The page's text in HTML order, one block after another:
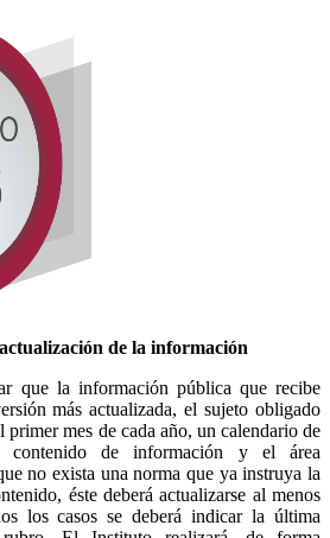
de la información
que la información pública que recibe
más actualizada, el sujeto obligado
mes de cada año, un calendario de
contenido de información y el área
no exista una norma que ya instruya la
éste deberá actualizarse al menos
los casos se deberá indicar la última